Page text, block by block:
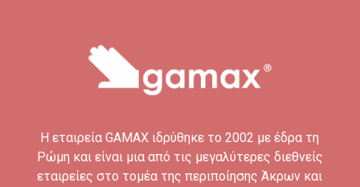
H εταιρεία GAMAX ιδρύθηκε το 2002 με έδρα τη
Ρώμη και είναι μια από τις μεγαλύτερες διεθνείς
εταιρείες στο τομέα της περιποίησης Άκρων και